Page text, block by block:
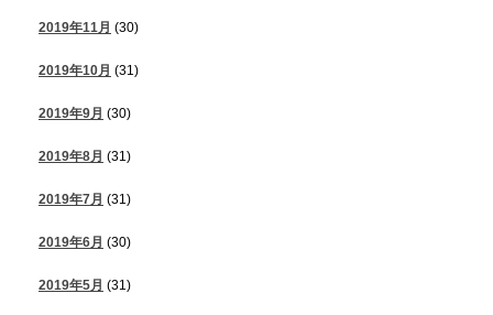
2019年11月 (30)
2019年10月 (31)
2019年9月 (30)
2019年8月 (31)
2019年7月 (31)
2019年6月 (30)
2019年5月 (31)